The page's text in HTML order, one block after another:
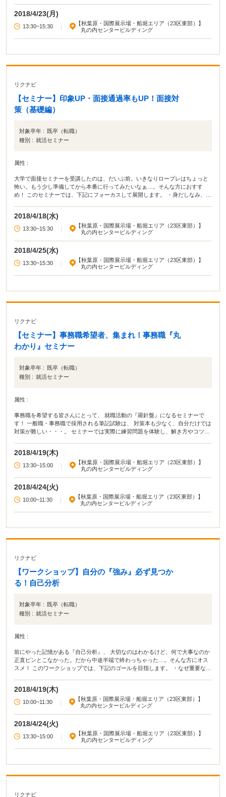
2018/4/23(月)
13:30~15:30 |
【秋葉原・国際展示場・船堀エリア（23区東部）】
丸の内センタービルディング
リクナビ
【セミナー】印象UP・面接通過率もUP！面接対
策（基礎編）
対象卒年 : 既卒（転職）
種別 : 就活セミナー
属性 :
大学で面接セミナーを受講したのは、だいぶ前。いきなりロープレはちょっと
怖い。もう少し準備してから本番に行ってみたいなぁ…。そんな方におすす
め！ このセミナーでは、下記にフォーカスして展開します。 ・身だしなみ、立
みてください！
2018/4/18(水)
13:30~15:30 |
【秋葉原・国際展示場・船堀エリア（23区東部）】
丸の内センタービルディング
2018/4/25(水)
13:30~15:30 |
【秋葉原・国際展示場・船堀エリア（23区東部）】
丸の内センタービルディング
リクナビ
【セミナー】事務職希望者、集まれ！事務職『丸
わかり』セミナー
対象卒年 : 既卒（転職）
種別 : 就活セミナー
属性 :
事務職を希望する皆さんにとって、 就職活動の『羅針盤』になるセミナーで
す！ 一般職・事務職で採用される筆記試験は、 対策本も少なく、自分だけでは
対策が難しい・・・。 セミナーでは実際に練習問題を体験し、解き方やコツも
2018/4/19(木)
13:30~15:00 |
【秋葉原・国際展示場・船堀エリア（23区東部）】
丸の内センタービルディング
2018/4/24(火)
10:00~11:30 |
【秋葉原・国際展示場・船堀エリア（23区東部）】
丸の内センタービルディング
リクナビ
【ワークショップ】自分の『強み』必ず見つか
る！自己分析
対象卒年 : 既卒（転職）
種別 : 就活セミナー
属性 :
前にやった記憶がある『自己分析』、 大切なのはわかるけど、何で大事なのか
正直ピンとこなかった。だから中途半端で終わっちゃった…。そんな方にオス
スメ！ このワークショップでは、下記のゴールを目指します。 ・なぜ重要な
の実践を通しながら、アウトプットすべきポイントと、コツを教えます！ 参加
によって、ＥＳ作成＆面接対策に役立つこと間違いなし。たくさんのご参加、
2018/4/19(木)
10:00~11:30 |
【秋葉原・国際展示場・船堀エリア（23区東部）】
丸の内センタービルディング
2018/4/24(火)
13:30~15:00 |
【秋葉原・国際展示場・船堀エリア（23区東部）】
丸の内センタービルディング
リクナビ